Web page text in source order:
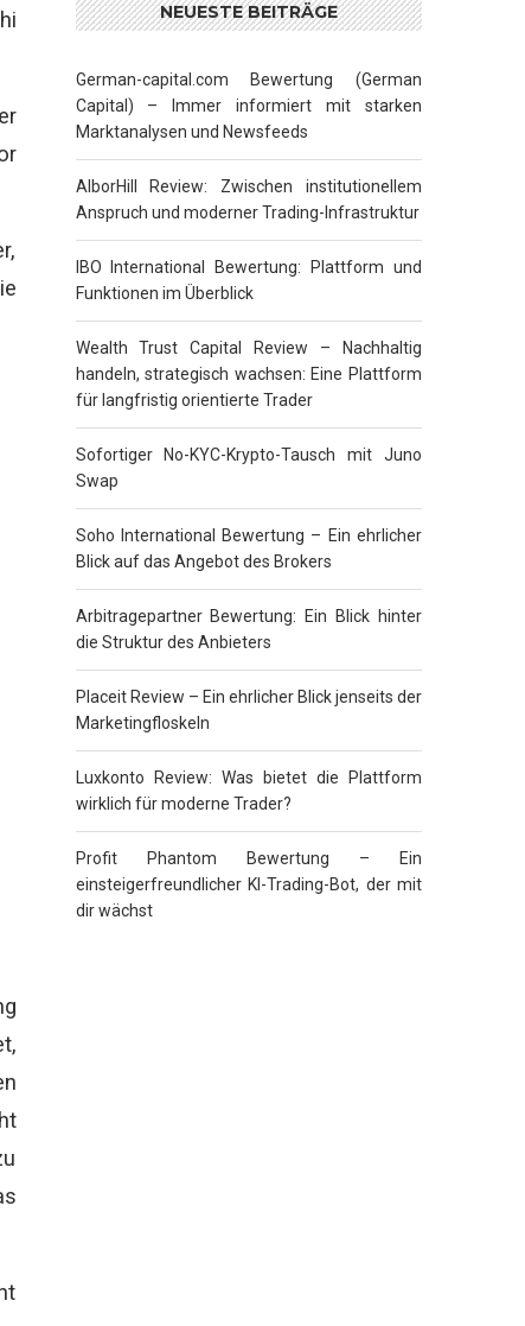
NEUESTE BEITRÄGE
German-capital.com Bewertung (German
Capital) – Immer informiert mit starken
Marktanalysen und Newsfeeds
AlborHill Review: Zwischen institutionellem
Anspruch und moderner Trading-Infrastruktur
IBO International Bewertung: Plattform und
Funktionen im Überblick
Wealth Trust Capital Review – Nachhaltig
handeln, strategisch wachsen: Eine Plattform
für langfristig orientierte Trader
Sofortiger No-KYC-Krypto-Tausch mit Juno
Swap
Soho International Bewertung – Ein ehrlicher
Blick auf das Angebot des Brokers
Arbitragepartner Bewertung: Ein Blick hinter
die Struktur des Anbieters
Placeit Review – Ein ehrlicher Blick jenseits der
Marketingfloskeln
Luxkonto Review: Was bietet die Plattform
wirklich für moderne Trader?
Profit Phantom Bewertung – Ein
einsteigerfreundlicher KI-Trading-Bot, der mit
dir wächst